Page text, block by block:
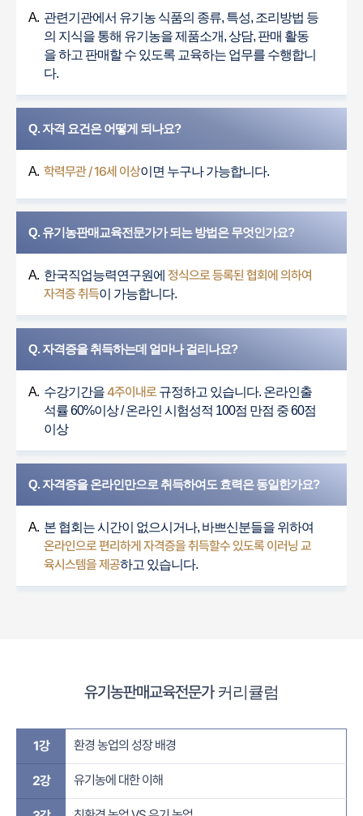
A. 관련기관에서 유기농 식품의 종류, 특성, 조리방법 등
의 지식을 통해 유기농을 제품소개, 상담, 판매 활동
을 하고 판매할 수 있도록 교육하는 업무를 수행합니
다.
Q. 자격 요건은 어떻게 되나요?
A. 학력무관 / 16세 이상이면 누구나 가능합니다.
Q. 유기농판매교육전문가가 되는 방법은 무엇인가요?
A. 한국직업능력연구원에 정식으로 등록된 협회에 의하여
자격증 취득이 가능합니다.
Q. 자격증을 취득하는데 얼마나 걸리나요?
A. 수강기간을4주이내로규정하고 있습니다. 온라인출
석률 60%이상 / 온라인 시험성적 100점 만점 중 60점
이상
Q. 자격증을 온라인만으로 취득하여도 효력은 동일한가요?
A. 본 협회는 시간이 없으시거나, 바쁘신분들을 위하여
온라인으로 편리하게 자격증을 취득할수 있도록 이러닝 교
육시스템을 제공하고 있습니다.
유기농판매교육전문가 커리큘럼
1강 환경 농업의 성장 배경​
2강 유기농에 대한 이해